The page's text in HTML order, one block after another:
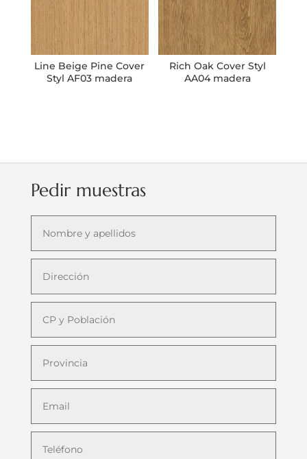
Line Beige Pine Cover
Styl AF03 madera
Rich Oak Cover Styl
AA04 madera
Pedir muestras